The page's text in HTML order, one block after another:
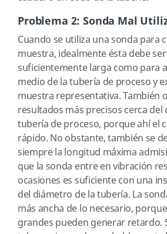
Problema 2: Sonda Mal
Cuando se utiliza una sonda para
muestra, idealmente ésta debe
suficientemente larga como para
medio de la tubería de proceso y
muestra representativa. También
resultados más precisos cerca del
tubería de proceso, porque ahí el
rápido. No obstante, también se
siempre la longitud máxima
que la sonda entre en vibración
ocasiones es suficiente con una
del diámetro de la tubería. La
más ancha de lo necesario,
grandes pueden generar retardo.